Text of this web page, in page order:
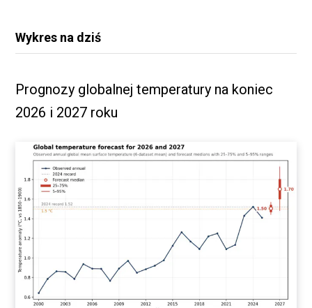
Wykres na dziś
Prognozy globalnej temperatury na koniec
2026 i 2027 roku